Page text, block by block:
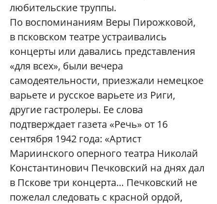
любительские труппы.
По воспоминаниям Веры Пирожковой,
в псковском театре устраивались
концерты или давались представления
«для всех», были вечера
самодеятельности, приезжали немецкое
варьете и русское варьете из Риги,
другие гастролеры. Ее слова
подтверждает газета «Речь» от 16
сентября 1942 года: «Артист
Мариинского оперного театра Николай
Константинович Печковский на днях дал
в Пскове три концерта… Печковский не
пожелал следовать с красной ордой,